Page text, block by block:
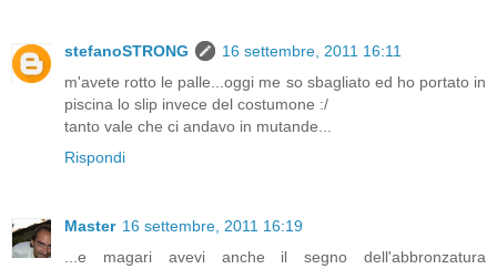
stefanoSTRONG
16 settembre, 2011 16:11
m'avete rotto le palle...oggi me so sbagliato ed ho portato in
piscina lo slip invece del costumone :/
tanto vale che ci andavo in mutande...
Rispondi
Master 16 settembre, 2011 16:19
...e magari avevi anche il segno dell'abbronzatura